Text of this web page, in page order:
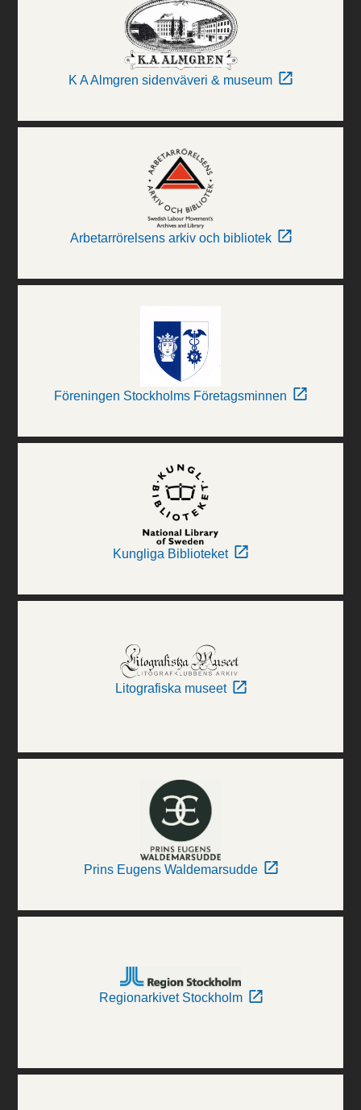
K A Almgren sidenväveri & museum
Arbetarrörelsens arkiv och bibliotek
Föreningen Stockholms Företagsminnen
Kungliga Biblioteket
Litografiska museet
Prins Eugens Waldemarsudde
Regionarkivet Stockholm